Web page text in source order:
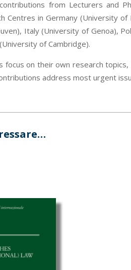
from Lecturers and
Centres in Germany (University
Italy (University of Genoa),
of Cambridge).
focus on their own research
address most urgent